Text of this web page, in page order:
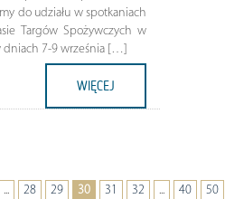
do udziału w spotkaniach
Targów Spożywczych w
dniach 7-9 września […]
WIĘCEJ
... 28 29 30 31 32 ... 40
50